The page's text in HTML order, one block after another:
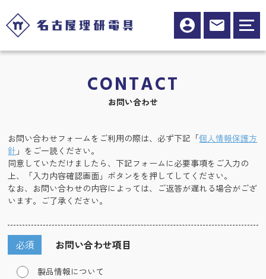
CONTACT
お問い合わせ
お問い合わせフォームをご利用の際は、必ず下記「個人情報保護方
針 」をご一読ください。
同意していただけましたら、下記フォームに必要事項をご入力の
上、「入力内容確認画面」ボタンをを押してしてください。
なお、お問い合わせの内容によっては、ご返答が遅れる場合がござ
います。ご了承ください。
お問い合わせ項目
必須
製品情報について